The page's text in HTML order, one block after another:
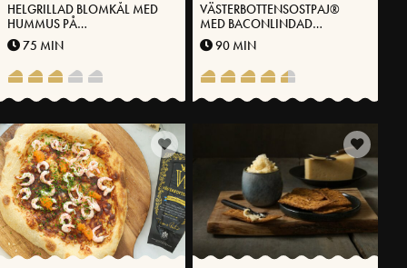
HELGRILLAD BLOMKÅL MED
HUMMUS PÅ
VÄSTERBOTTENSOST®
75 MIN
VÄSTERBOTTENSOSTPAJ®
MED BACONLINDAD
KYCKLING
90 MIN